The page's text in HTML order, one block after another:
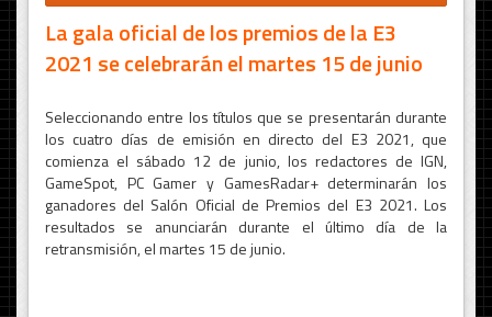
La gala oficial de los premios de la E3
2021 se celebrarán el martes 15 de junio
Seleccionando entre los títulos que se presentarán durante
los cuatro días de emisión en directo del E3 2021, que
comienza el sábado 12 de junio, los redactores de IGN,
GameSpot, PC Gamer y GamesRadar+ determinarán los
ganadores del Salón Oficial de Premios del E3 2021. Los
resultados se anunciarán durante el último día de la
retransmisión, el martes 15 de junio.